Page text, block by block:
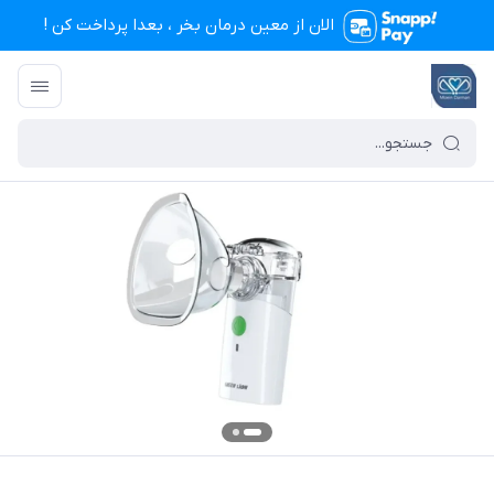
الان از معین درمان بخر ، بعدا پرداخت کن !
تجهیزات پزشکی معین درمان